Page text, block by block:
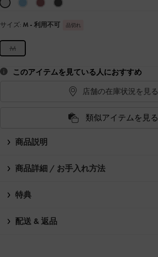
サイズ: M - 利用不可 品切れ
M
このアイテムを見ている人におすすめ
店舗の在庫状況を見る
類似アイテムを見る
商品説明
商品詳細 / お手入れ方法
特典
配送 & 返品